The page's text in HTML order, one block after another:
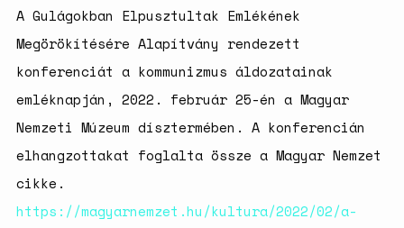
Stories
A háborús nemi erőszak és a
nőgyógyász lobbi hatása a
magyarországi
rendszerre
Bálsój szerelem a málenkij
robot idején
A Gulágokban Elpusztultak Emlékének
Megörökítésére Alapítvány rendezett
konferenciát a kommunizmus áldozatainak
emléknapján, 2022. február 25-én a Magyar
Nemzeti Múzeum dísztermében. A konferencián
elhangzottakat foglalta össze a Magyar Nemzet
cikke.
https://magyarnemzet.hu/kultura/2022/02/a-